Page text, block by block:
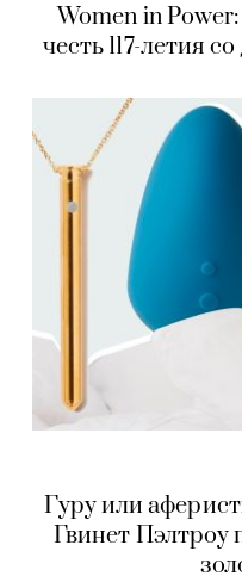
Women in
честь 117-летия
Гуру или
Гвинет Пэлтроу